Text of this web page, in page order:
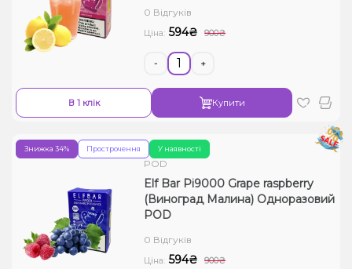
Рідини для електронних сигарет
0 Відгуків
Ціна: 594₴ 900₴
- +
В 1 клік Купити
У наявності
Знижка 34% Прострочення
POD
Elf Bar Pi9000 Grape raspberry
(Виноград Малина) Одноразовий
POD
0 Відгуків
Ціна: 594₴ 900₴